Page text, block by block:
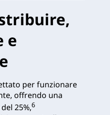
e
per funzionare
offrendo una
25%,6